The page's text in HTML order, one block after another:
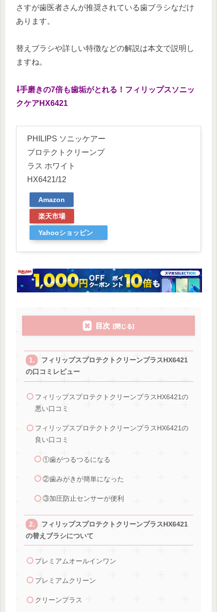
さすが歯医者さんが推奨されている歯ブラシなだけ
あります。
替えブラシや詳しい特徴などの解説は本文で説明し
ますね。
⇩手磨きの7倍も歯垢がとれる！フィリップスソニッ
クケアHX6421
PHILIPS ソニッケアー
プロテクトクリーンプ
ラス ホワイト
HX6421/12
Amazon
楽天市場
Yahooショッピン
目次
フィリップスプロテクトクリーンプラスHX6421
の口コミレビュー
フィリップスプロテクトクリーンプラスHX6421の
悪い口コミ
フィリップスプロテクトクリーンプラスHX6421の
良い口コミ
①歯がつるつるになる
②歯みがきが簡単になった
③加圧防止センサーが便利
フィリップスプロテクトクリーンプラスHX6421
の替えブラシについて
プレミアムオールインワン
プレミアムクリーン
クリーンプラス